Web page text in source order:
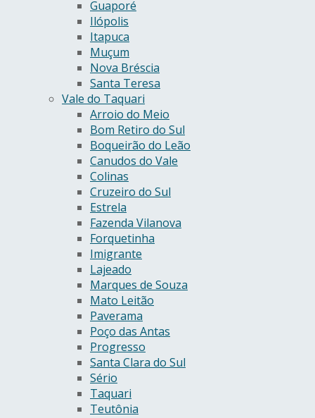
Guaporé
Ilópolis
Itapuca
Muçum
Nova Bréscia
Santa Teresa
Vale do Taquari
Arroio do Meio
Bom Retiro do Sul
Boqueirão do Leão
Canudos do Vale
Colinas
Cruzeiro do Sul
Estrela
Fazenda Vilanova
Forquetinha
Imigrante
Lajeado
Marques de Souza
Mato Leitão
Paverama
Poço das Antas
Progresso
Santa Clara do Sul
Sério
Taquari
Teutônia